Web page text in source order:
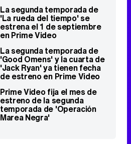
La segunda temporada de
'La rueda del tiempo' se
estrena el 1 de septiembre
en Prime Video
La segunda temporada de
'Good Omens' y la cuarta de
'Jack Ryan' ya tienen fecha
de estreno en Prime Video
Prime Video fija el mes de
estreno de la segunda
temporada de 'Operación
Marea Negra'